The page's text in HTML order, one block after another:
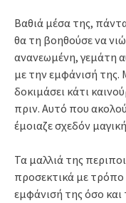
Βαθιά μέσα της,
θα τη βοηθούσε να
ανανεωμένη, γεμάτη
με την εμφάνισή της.
δοκιμάσει κάτι
πριν. Αυτό που
έμοιαζε σχεδόν
Τα μαλλιά της
προσεκτικά με
εμφάνισή της όσο και